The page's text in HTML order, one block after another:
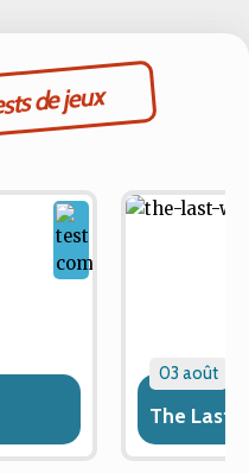
de jeux
03 août
The Last